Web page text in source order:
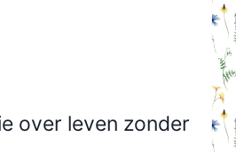
over leven zonder